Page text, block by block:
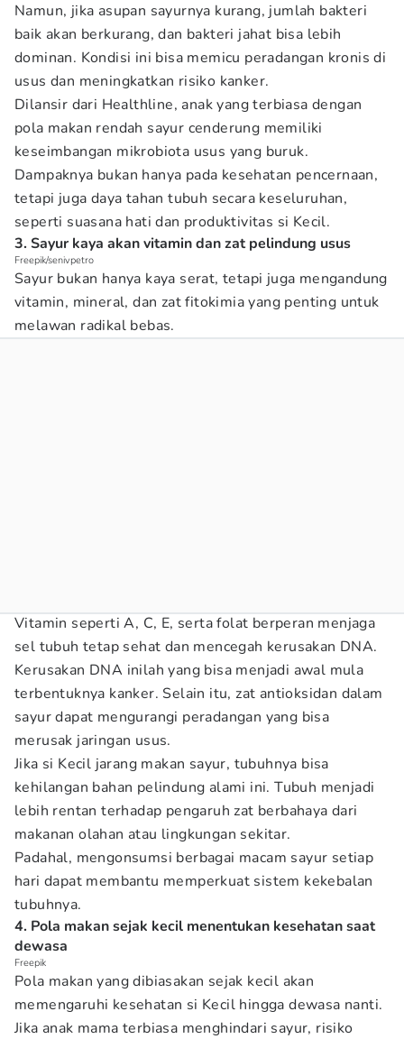
Namun, jika asupan sayurnya kurang, jumlah bakteri
baik akan berkurang, dan bakteri jahat bisa lebih
dominan. Kondisi ini bisa memicu peradangan kronis di
usus dan meningkatkan risiko kanker.
Dilansir dari Healthline, anak yang terbiasa dengan
pola makan rendah sayur cenderung memiliki
keseimbangan mikrobiota usus yang buruk.
Dampaknya bukan hanya pada kesehatan pencernaan,
tetapi juga daya tahan tubuh secara keseluruhan,
seperti suasana hati dan produktivitas si Kecil.
3. Sayur kaya akan vitamin dan zat pelindung usus
Freepik/senivpetro
Sayur bukan hanya kaya serat, tetapi juga mengandung
vitamin, mineral, dan zat fitokimia yang penting untuk
melawan radikal bebas.
Vitamin seperti A, C, E, serta folat berperan menjaga
sel tubuh tetap sehat dan mencegah kerusakan DNA.
Kerusakan DNA inilah yang bisa menjadi awal mula
terbentuknya kanker. Selain itu, zat antioksidan dalam
sayur dapat mengurangi peradangan yang bisa
merusak jaringan usus.
Jika si Kecil jarang makan sayur, tubuhnya bisa
kehilangan bahan pelindung alami ini. Tubuh menjadi
lebih rentan terhadap pengaruh zat berbahaya dari
makanan olahan atau lingkungan sekitar.
Padahal, mengonsumsi berbagai macam sayur setiap
hari dapat membantu memperkuat sistem kekebalan
tubuhnya.
4. Pola makan sejak kecil menentukan kesehatan saat
dewasa
Freepik
Pola makan yang dibiasakan sejak kecil akan
memengaruhi kesehatan si Kecil hingga dewasa nanti.
Jika anak mama terbiasa menghindari sayur, risiko